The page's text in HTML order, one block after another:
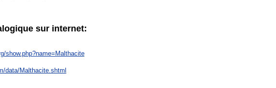
sur internet:
show.php?name=Malthacite
data/Malthacite.shtml